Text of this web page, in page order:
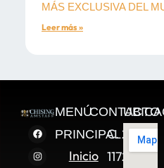
MÁS EXCLUSIVA DEL
Leer más »
MENÚ
PRINCIPAL
Inicio
CONTACTO
C. 2 Sur
11722,